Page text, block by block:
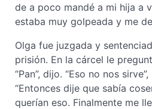
de a poco mandé a mi hija a
estaba muy golpeada y me
Olga fue juzgada y
prisión. En la cárcel le
“Pan”, dijo. “Eso no nos
“Entonces dije que sabía
querían eso. Finalmente me